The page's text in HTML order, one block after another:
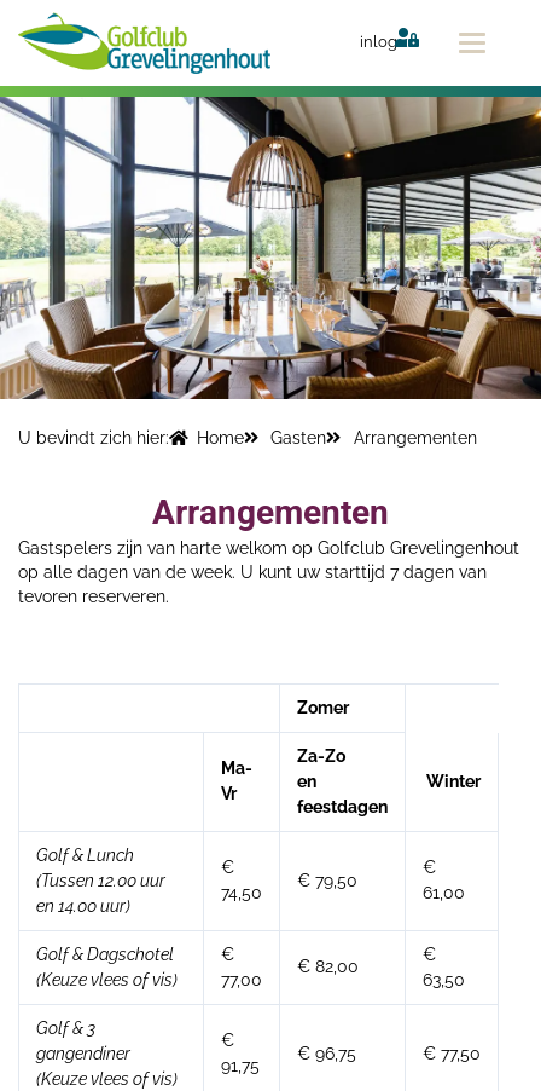
naar
inhoud
inlog
U bevindt zich hier: Home Gasten Arrangementen
Arrangementen
Gastspelers zijn van harte welkom op Golfclub Grevelingenhout
op alle dagen van de week. U kunt uw starttijd 7 dagen van
tevoren reserveren.
Zomer
Ma-
Vr
Za-Zo
en
feestdagen
Winter
Golf & Lunch
(Tussen 12.00 uur
en 14.00 uur)
€
74,50
€ 79,50
€
61,00
Golf & Dagschotel
(Keuze vlees of vis)
€
77,00
€ 82,00
€
63,50
Golf & 3
gangendiner
(Keuze vlees of vis)
€
91,75
€ 96,75 € 77,50